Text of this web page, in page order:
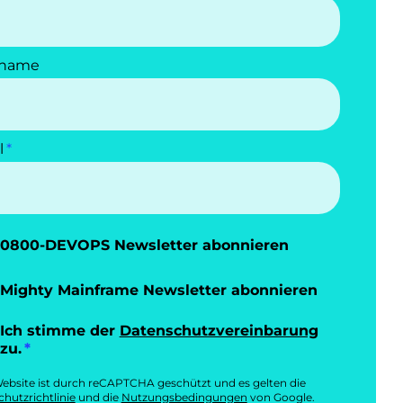
0800-DEVOPS Newsletter abonnieren
Mighty Mainframe Newsletter abonnieren
Ich stimme der Datenschutzvereinbarung
zu.
ist durch reCAPTCHA geschützt und es gelten die
und die Nutzungsbedingungen von Google.